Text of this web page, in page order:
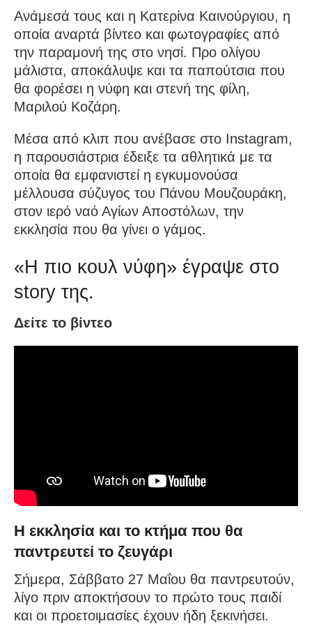
Ανάμεσά τους και η Κατερίνα Καινούργιου, η
οποία αναρτά βίντεο και φωτογραφίες από
την παραμονή της στο νησί. Προ ολίγου
μάλιστα, αποκάλυψε και τα παπούτσια που
θα φορέσει η νύφη και στενή της φίλη,
Μαριλού Κοζάρη.
Μέσα από κλιπ που ανέβασε στο Instagram,
η παρουσιάστρια έδειξε τα αθλητικά με τα
οποία θα εμφανιστεί η εγκυμονούσα
μέλλουσα σύζυγος του Πάνου Μουζουράκη,
στον ιερό ναό Αγίων Αποστόλων, την
εκκλησία που θα γίνει ο γάμος.
«Η πιο κουλ νύφη» έγραψε στο
story της.
Δείτε το βίντεο
Η εκκλησία και το κτήμα που θα
παντρευτεί το ζευγάρι
Σήμερα, Σάββατο 27 Μαΐου θα παντρευτούν,
λίγο πριν αποκτήσουν το πρώτο τους παιδί
και οι προετοιμασίες έχουν ήδη ξεκινήσει.